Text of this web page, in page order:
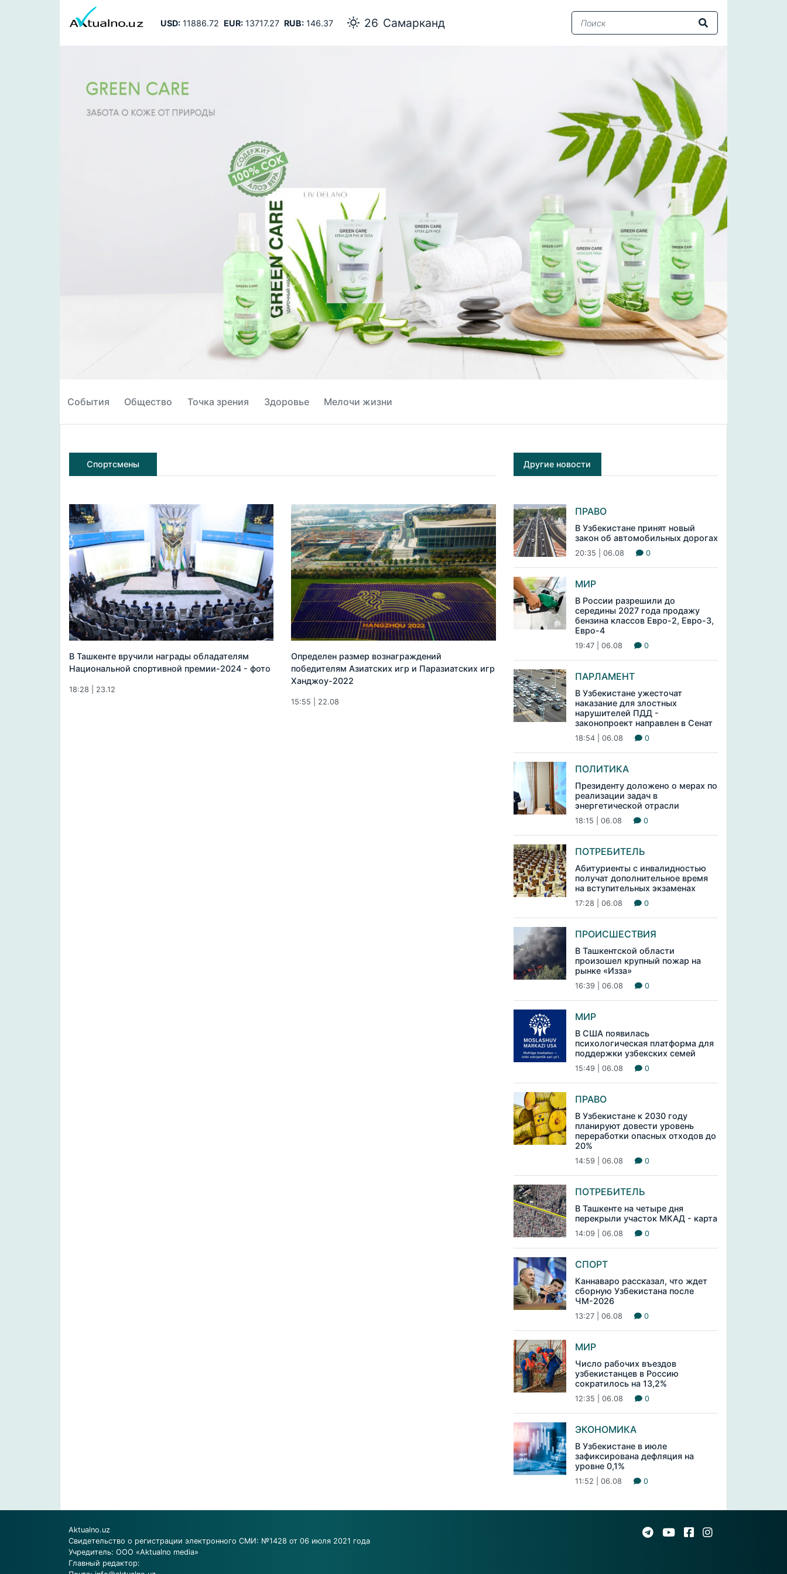
USD:11886.72 EUR:13717.27 RUB:146.37 26 Самарканд
События Общество Точка зрения Здоровье Мелочи жизни
Спортсмены
В Ташкенте вручили награды обладателям
Национальной спортивной премии-2024 - фото
18:28 | 23.12
Определен размер вознаграждений
победителям Азиатских игр и Паразиатских игр
Ханджоу-2022
15:55 | 22.08
Другие новости
ПРАВО
В Узбекистане принят новый
закон об автомобильных дорогах
20:35 | 06.08 0
МИР
В России разрешили до
середины 2027 года продажу
бензина классов Евро-2, Евро-3,
Евро-4
19:47 | 06.08 0
ПАРЛАМЕНТ
В Узбекистане ужесточат
наказание для злостных
нарушителей ПДД -
законопроект направлен в Сенат
18:54 | 06.08 0
ПОЛИТИКА
Президенту доложено о мерах по
реализации задач в
энергетической отрасли
18:15 | 06.08 0
ПОТРЕБИТЕЛЬ
Абитуриенты с инвалидностью
получат дополнительное время
на вступительных экзаменах
17:28 | 06.08 0
ПРОИСШЕСТВИЯ
В Ташкентской области
произошел крупный пожар на
рынке «Изза»
16:39 | 06.08 0
МИР
В США появилась
психологическая платформа для
поддержки узбекских семей
15:49 | 06.08 0
ПРАВО
В Узбекистане к 2030 году
планируют довести уровень
переработки опасных отходов до
20%
14:59 | 06.08 0
ПОТРЕБИТЕЛЬ
В Ташкенте на четыре дня
перекрыли участок МКАД - карта
14:09 | 06.08 0
СПОРТ
Каннаваро рассказал, что ждет
сборную Узбекистана после
ЧМ-2026
13:27 | 06.08 0
МИР
Число рабочих въездов
узбекистанцев в Россию
сократилось на 13,2%
12:35 | 06.08 0
ЭКОНОМИКА
В Узбекистане в июле
зафиксирована дефляция на
уровне 0,1%
11:52 | 06.08 0
Aktualno.uz
Свидетельство о регистрации электронного СМИ: №1428 от 06 июля 2021 года
Учредитель: ООО «Aktualno media»
Главный редактор: